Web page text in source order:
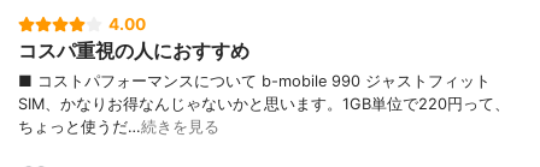
4.00
コスパ重視の人におすすめ
■ コストパフォーマンスについて b-mobile 990 ジャストフィット
SIM、かなりお得なんじゃないかと思います。1GB単位で220円って、
ちょっと使うだ…続きを見る